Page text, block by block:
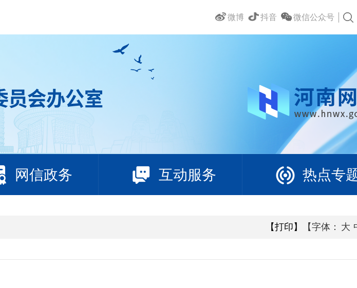
微信公众号
抖音
微博
网信政务 互动服务 热点专
【打印】 【字体： 大